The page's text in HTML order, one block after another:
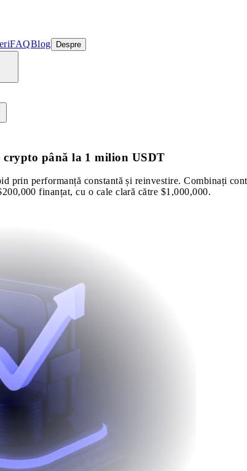
FAQBlog Despre
crypto până la 1 milion USDT
prin performanță constantă și reinvestire. Combinați
finanțat, cu o cale clară către $1,000,000.